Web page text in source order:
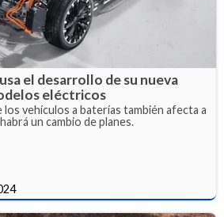
el desarrollo de su nueva
eléctricos
los vehículos a baterías también afecta a
un cambio de planes.